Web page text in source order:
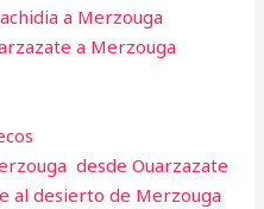
a Merzouga
a Merzouga
desde Ouarzazate
al desierto de Merzouga